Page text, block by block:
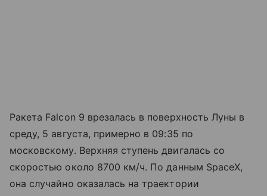
Ракета Falcon 9 врезалась в поверхность Луны в
среду, 5 августа, примерно в 09:35 по
московскому. Верхняя ступень двигалась со
скоростью около 8700 км/ч. По данным SpaceX,
она случайно оказалась на траектории